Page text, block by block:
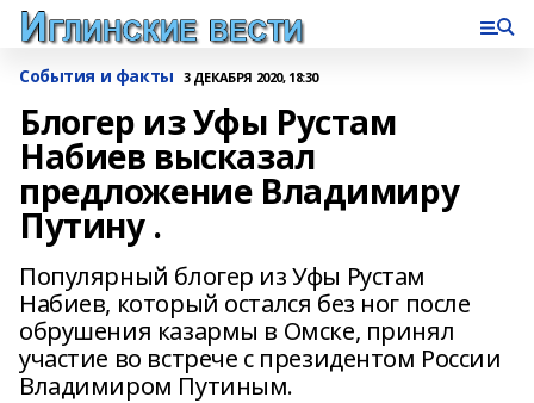
События и факты 3 ДЕКАБРЯ 2020, 18:30
Блогер из Уфы Рустам
Набиев высказал
предложение Владимиру
Путину .
Популярный блогер из Уфы Рустам
Набиев, который остался без ног после
обрушения казармы в Омске, принял
участие во встрече с президентом России
Владимиром Путиным.